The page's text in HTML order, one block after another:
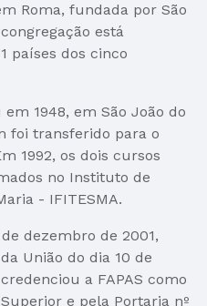
Roma, fundada por São
está
países dos cinco
1948, em São João do
foi transferido para o
1992, os dois cursos
no Instituto de
- IFITESMA.
dezembro de 2001,
União do dia 10 de
a FAPAS como
e pela Portaria nº